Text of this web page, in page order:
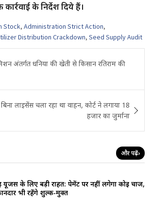
के निर्देश दिये हैं।
Stock, Administration Strict Action,
Distribution Crackdown, Seed Supply Audit
मिशन अंतर्गत धनिया की खेती से किसान रतिराम की
लाइसेंस चला रहा था वाहन, कोर्ट ने लगाया 18
हजार का जुर्माना
और पढ़ें›
के लिए बड़ी राहत: पेमेंट पर नहीं लगेगा कोई चार्ज,
भी रहेंगे शुल्क-मुक्त